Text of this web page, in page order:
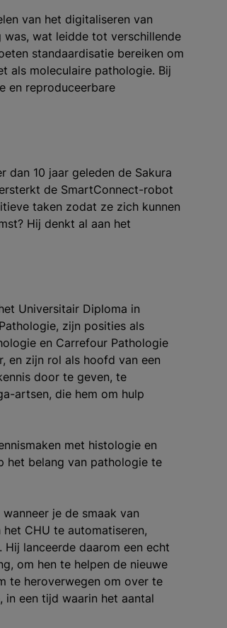
van het digitaliseren van
wat leidde tot verschillende
standaardisatie bereiken om
als moleculaire pathologie. Bij
en reproduceerbare
dan 10 jaar geleden de Sakura
de SmartConnect-robot
taken zodat ze zich kunnen
Hij denkt al aan het
Universitair Diploma in
zijn posities als
en Carrefour Pathologie
en zijn rol als hoofd van een
door te geven, te
artsen, die hem om hulp
met histologie en
het belang van pathologie te
je de smaak van
CHU te automatiseren,
lanceerde daarom een echt
om hen te helpen de nieuwe
te heroverwegen om over te
een tijd waarin het aantal